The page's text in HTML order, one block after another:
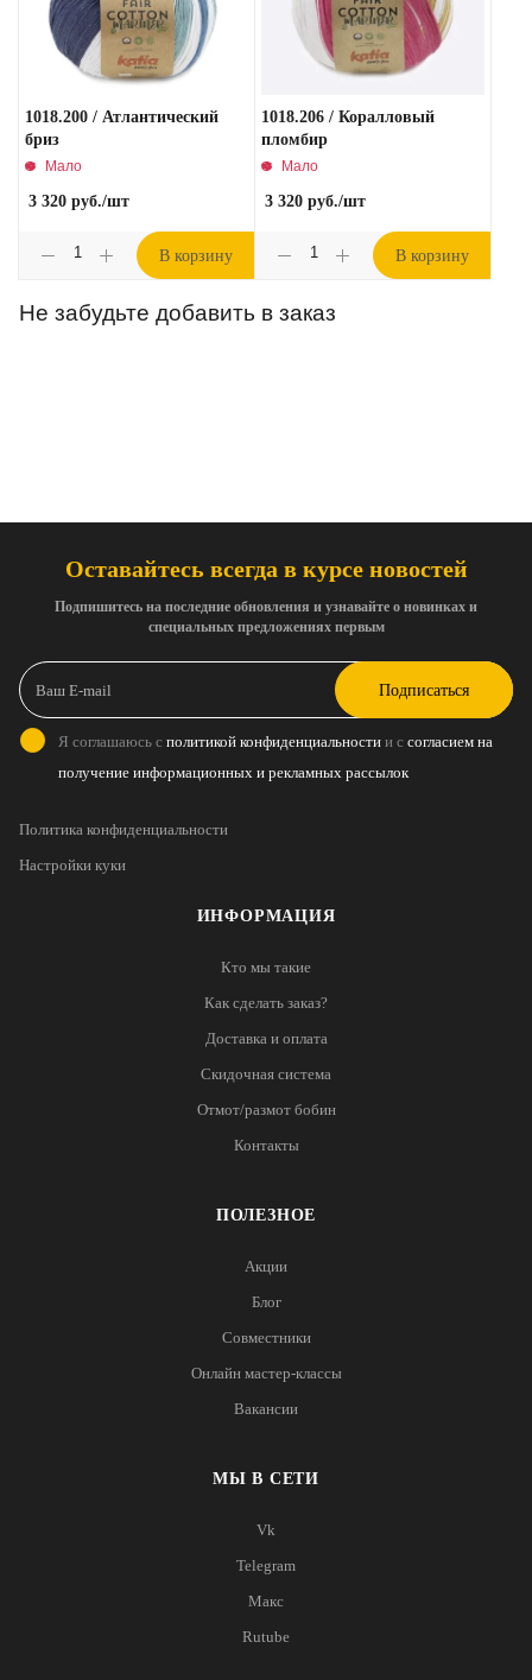
1018.200 / Атлантический
бриз
Мало
3 320 руб./шт
В корзину
1018.206 / Коралловый
пломбир
Мало
3 320 руб./шт
В корзину
Не забудьте добавить в заказ
ИНФОРМАЦИЯ
Кто мы такие
Как сделать заказ?
Доставка и оплата
Скидочная система
Отмот/размот бобин
Контакты
ПОЛЕЗНОЕ
Акции
Блог
Совместники
Онлайн мастер-классы
Вакансии
МЫ В СЕТИ
Vk
Telegram
Макс
Rutube
Оставайтесь всегда в курсе новостей
Подпишитесь на последние обновления и узнавайте о новинках и
специальных предложениях первым
Подписаться
Я соглашаюсь с политикой конфиденциальности и с согласием на
получение информационных и рекламных рассылок
Политика конфиденциальности
Настройки куки